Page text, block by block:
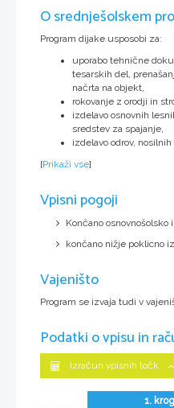
O srednješolskem
Program dijake usposobi za:
uporabo tehnične
tesarskih del,
načrta na objekt,
rokovanje z orodji in
izdelavo osnovnih
sredstev za spajanje,
izdelavo odrov, nosilnih
[Prikaži vse]
Vpisni pogoji
Končano osnovnošolsko
končano nižje poklicno
Vajeništo
Program se izvaja tudi v
Podatki o vpisu in
Izračun vpisnih točk
1. krog